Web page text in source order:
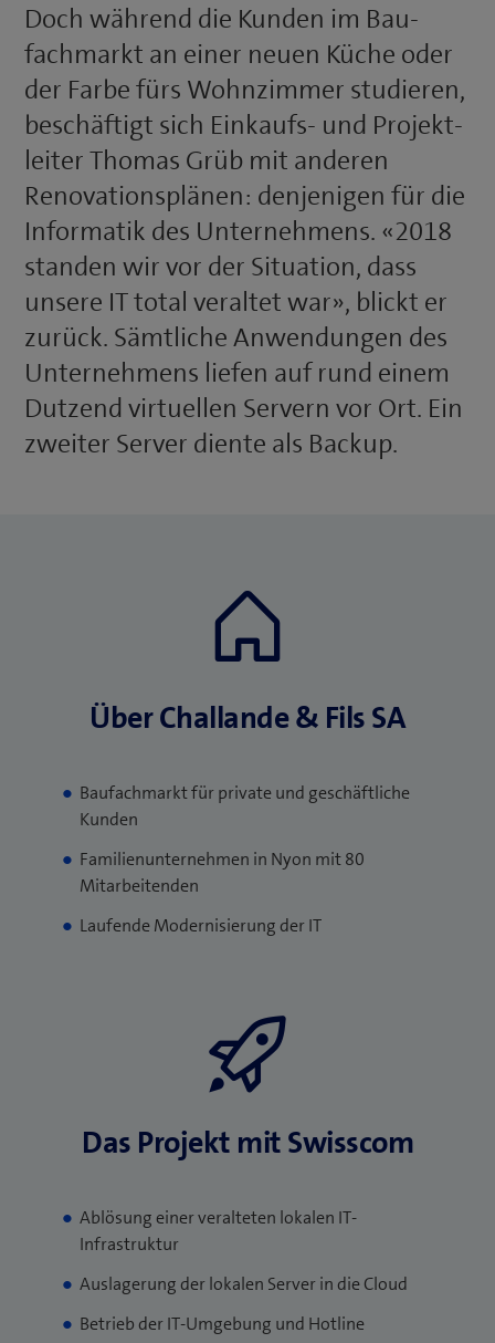
Doch während die Kunden im Bau­
fachmarkt an einer neuen Küche oder
der Farbe fürs Wohnzimmer studieren,
beschäftigt sich Einkaufs- und Projekt­
leiter Thomas Grüb mit anderen
Renovationsplänen: denjenigen für die
Informatik des Unternehmens. «2018
standen wir vor der Situation, dass
unsere IT total veraltet war», blickt er
zurück. Sämtliche Anwendungen des
Unternehmens liefen auf rund einem
Dutzend virtuellen Servern vor Ort. Ein
zweiter Server diente als Backup.
Über Challande & Fils SA
Baufachmarkt für private und geschäftliche
Kunden
Familienunternehmen in Nyon mit 80
Mitarbeitenden
Laufende Modernisierung der IT
Das Projekt mit Swisscom
Ablösung einer veralteten lokalen IT-
Infrastruktur
Auslagerung der lokalen Server in die Cloud
Betrieb der IT-Umgebung und Hotline